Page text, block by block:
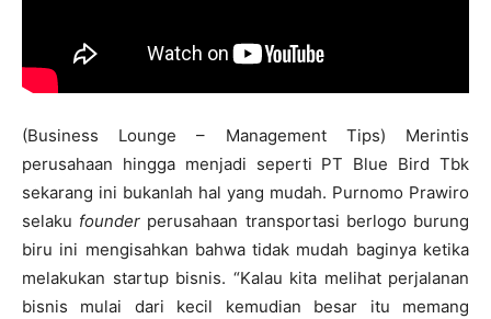
(Business Lounge – Management Tips) Merintis
perusahaan hingga menjadi seperti PT Blue Bird Tbk
sekarang ini bukanlah hal yang mudah. Purnomo Prawiro
selaku founder perusahaan transportasi berlogo burung
biru ini mengisahkan bahwa tidak mudah baginya ketika
melakukan startup bisnis. “Kalau kita melihat perjalanan
bisnis mulai dari kecil kemudian besar itu memang